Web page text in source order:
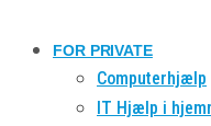
FOR PRIVATE
Computerhjælp
IT Hjælp i